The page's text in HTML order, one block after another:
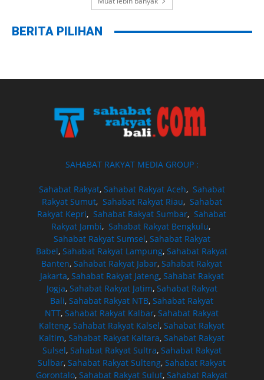
BERITA PILIHAN
SAHABAT RAKYAT MEDIA GROUP :
Sahabat Rakyat, Sahabat Rakyat Aceh, Sahabat
Rakyat Sumut, Sahabat Rakyat Riau, Sahabat
Rakyat Kepri, Sahabat Rakyat Sumbar, Sahabat
Rakyat Jambi, Sahabat Rakyat Bengkulu,
Sahabat Rakyat Sumsel, Sahabat Rakyat
Babel, Sahabat Rakyat Lampung, Sahabat Rakyat
Banten, Sahabat Rakyat Jabar, Sahabat Rakyat
Jakarta, Sahabat Rakyat Jateng, Sahabat Rakyat
Jogja, Sahabat Rakyat Jatim, Sahabat Rakyat
Bali, Sahabat Rakyat NTB, Sahabat Rakyat
NTT, Sahabat Rakyat Kalbar, Sahabat Rakyat
Kalteng, Sahabat Rakyat Kalsel, Sahabat Rakyat
Kaltim, Sahabat Rakyat Kaltara, Sahabat Rakyat
Sulsel, Sahabat Rakyat Sultra, Sahabat Rakyat
Sulbar, Sahabat Rakyat Sulteng, Sahabat Rakyat
Gorontalo, Sahabat Rakyat Sulut, Sahabat Rakyat